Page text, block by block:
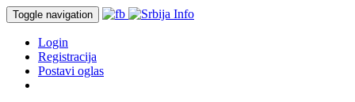
Toggle navigation
Login
Registracija
Postavi oglas